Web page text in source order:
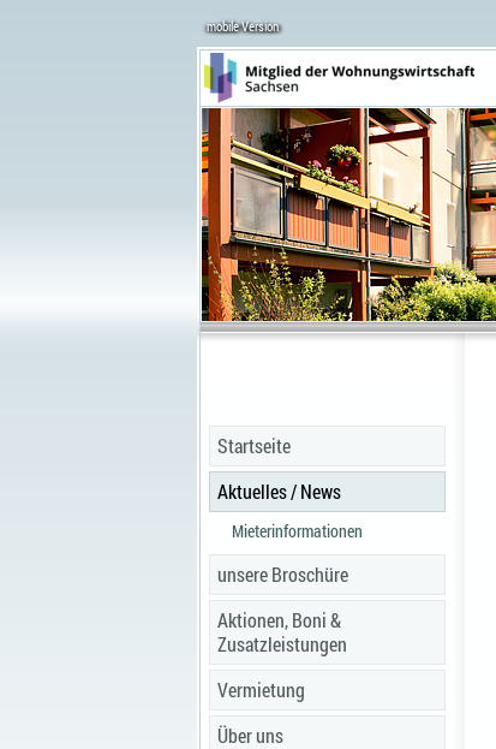
mobile Version
Startseite
Aktuelles / News
Mieterinformationen
unsere Broschüre
Aktionen, Boni &
Zusatzleistungen
Vermietung
Über uns